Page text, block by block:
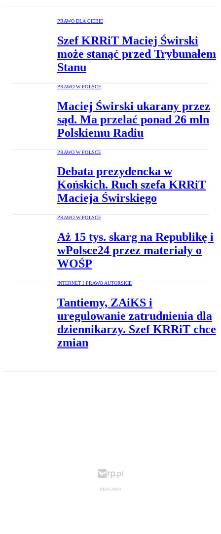
PRAWO DLA CIEBIE
Szef KRRiT Maciej Świrski
może stanąć przed Trybunałem
Stanu
PRAWO W POLSCE
Maciej Świrski ukarany przez
sąd. Ma przelać ponad 26 mln
Polskiemu Radiu
PRAWO W POLSCE
Debata prezydencka w
Końskich. Ruch szefa KRRiT
Macieja Świrskiego
PRAWO W POLSCE
Aż 15 tys. skarg na Republikę i
wPolsce24 przez materiały o
WOŚP
INTERNET I PRAWO AUTORSKIE
Tantiemy, ZAiKS i
uregulowanie zatrudnienia dla
dziennikarzy. Szef KRRiT chce
zmian